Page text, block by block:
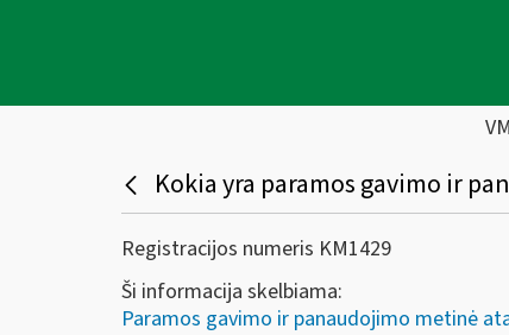
Kokia yra paramos gavimo ir
Registracijos numeris KM1429
Ši informacija skelbiama:
Paramos gavimo ir panaudojimo metinė